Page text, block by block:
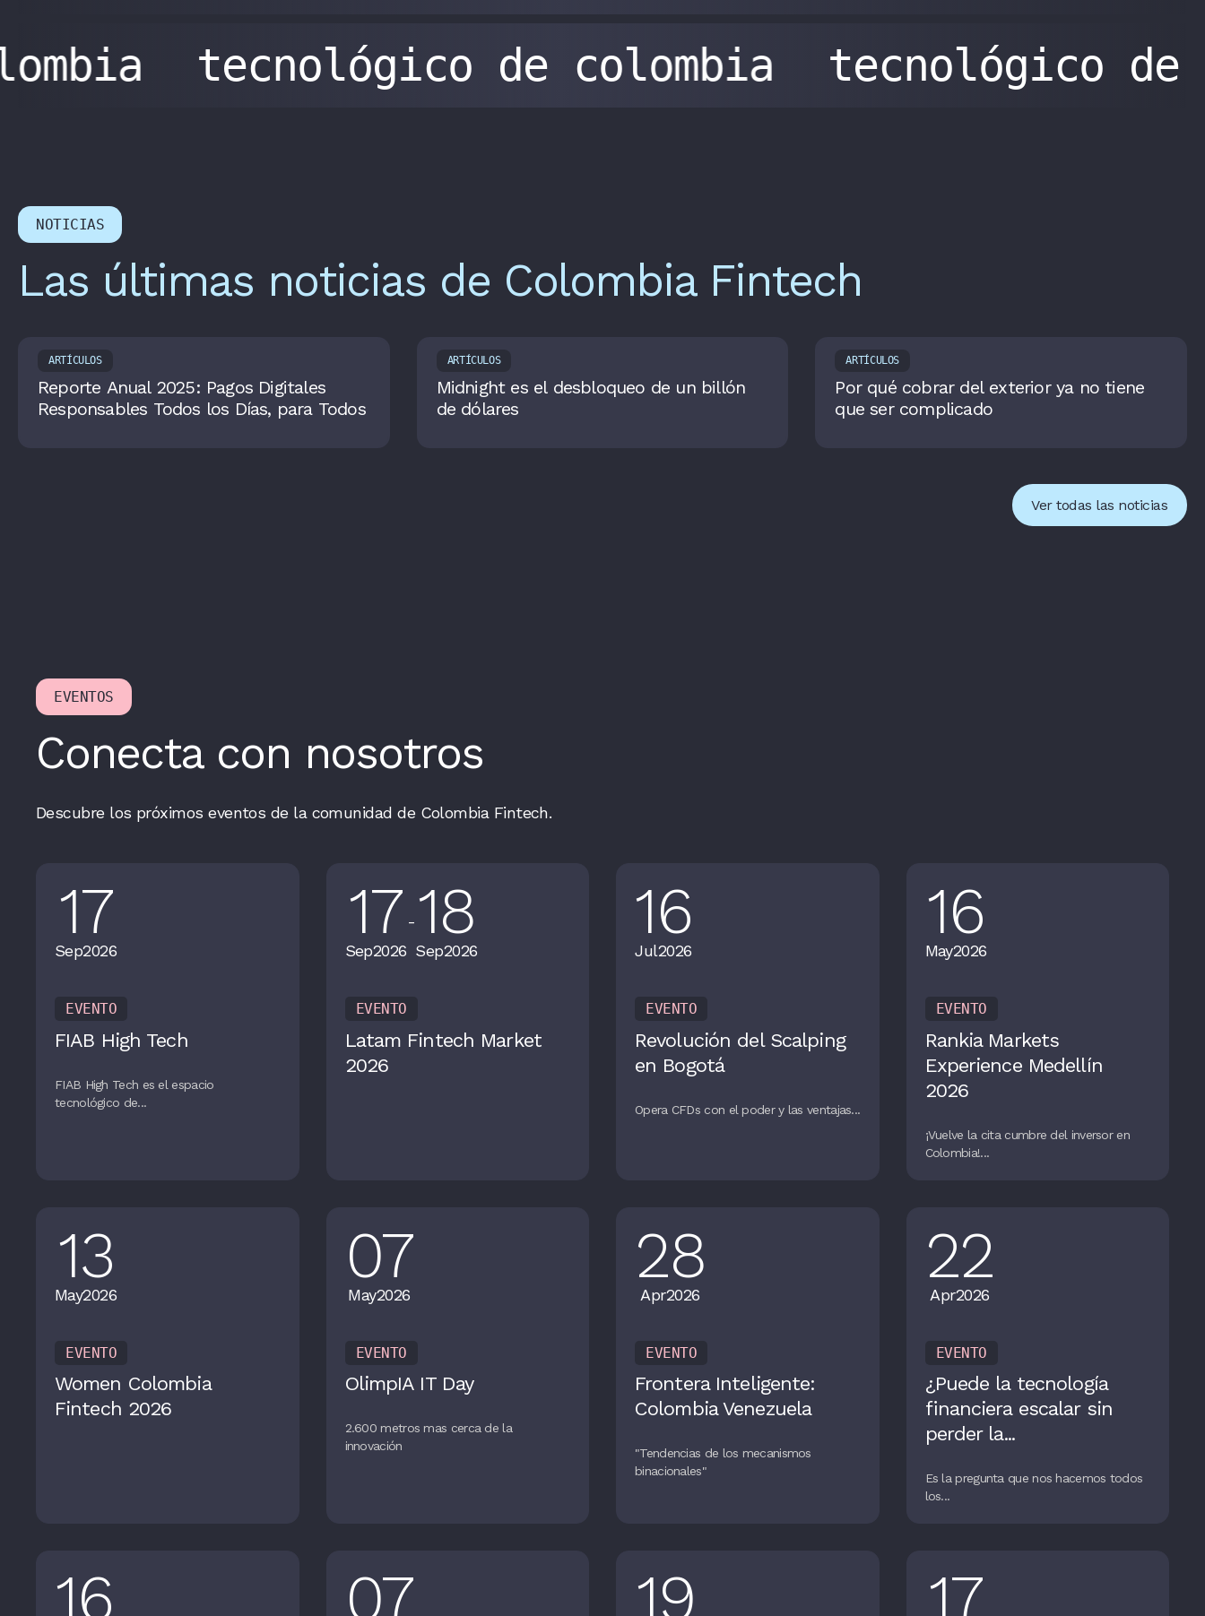
tecnológico de colombia tecnológico de
NOTICIAS
Las últimas noticias de Colombia Fintech
ARTÍCULOS
Reporte Anual 2025: Pagos Digitales
Responsables Todos los Días, para Todos
ARTÍCULOS
Midnight es el desbloqueo de un billón
de dólares
ARTÍCULOS
Por qué cobrar del exterior ya no tiene
que ser complicado
Ver todas las noticias
EVENTOS
Conecta con nosotros
Descubre los próximos eventos de la comunidad de Colombia Fintech.
17
Sep2026
EVENTO
FIAB High Tech
FIAB High Tech es el espacio
tecnológico de...
17
Sep2026
- 18
Sep2026
EVENTO
Latam Fintech Market
2026
16
Jul2026
EVENTO
Revolución del Scalping
en Bogotá
Opera CFDs con el poder y las ventajas...
16
May2026
EVENTO
Rankia Markets
Experience Medellín
2026
¡Vuelve la cita cumbre del inversor en
Colombia!...
13
May2026
EVENTO
Women Colombia
Fintech 2026
07
May2026
EVENTO
OlimpIA IT Day
2.600 metros mas cerca de la
innovación
28
Apr2026
EVENTO
Frontera Inteligente:
Colombia Venezuela
"Tendencias de los mecanismos
binacionales"
22
Apr2026
EVENTO
¿Puede la tecnología
financiera escalar sin
perder la...
Es la pregunta que nos hacemos todos
los...
16 07 19 17